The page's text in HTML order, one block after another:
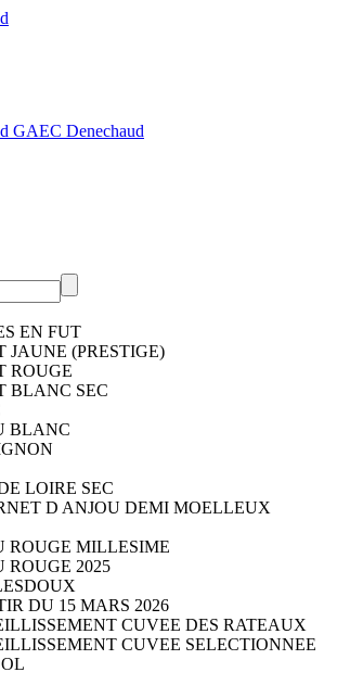
GAEC Denechaud
EN FUT
JAUNE (PRESTIGE)
ROUGE
BLANC SEC
BLANC
LOIRE SEC
D ANJOU DEMI MOELLEUX
ROUGE MILLESIME
ROUGE 2025
DOUX
DU 15 MARS 2026
CUVEE DES RATEAUX
CUVEE SELECTIONNEE